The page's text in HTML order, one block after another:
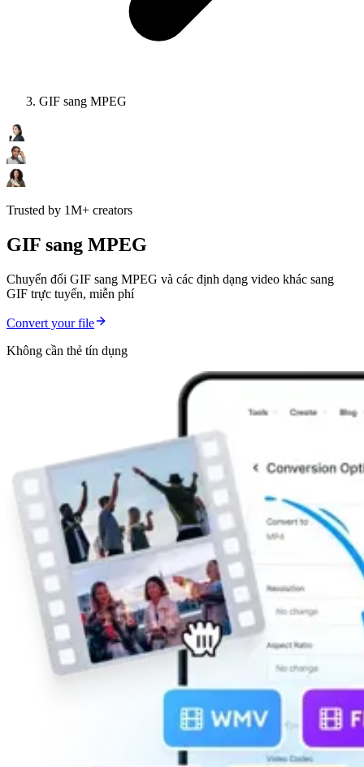
GIF sang MPEG
Trusted by 1M+ creators
GIF sang MPEG
Chuyển đổi GIF sang MPEG và các định dạng video khác sang
GIF trực tuyến, miễn phí
Convert your file
Không cần thẻ tín dụng